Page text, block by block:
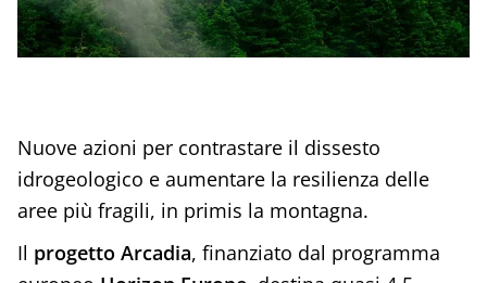
Nuove azioni per contrastare il dissesto
idrogeologico e aumentare la resilienza delle
aree più fragili, in primis la montagna.
Il progetto Arcadia, finanziato dal programma